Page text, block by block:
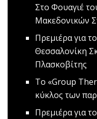
Στο Φουαγιέ
Μακεδονικών
Πρεμιέρα για
Θεσσαλονίκη
Πλασκοβίτης
Tο «Group
κύκλος των
Πρεμιέρα για